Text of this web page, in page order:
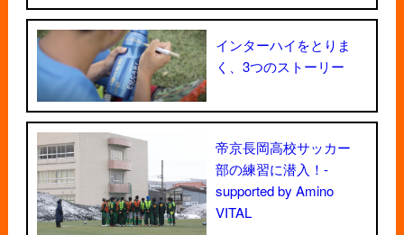
インターハイをとりま
く、3つのストーリー
帝京長岡高校サッカー
部の練習に潜入！-
supported by Amino
VITAL